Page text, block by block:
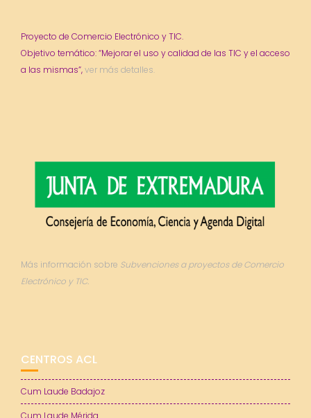
Proyecto de Comercio Electrónico y TIC.
Objetivo temático: “Mejorar el uso y calidad de las TIC y el acceso
a las mismas”,ver más detalles.
Más información sobre Subvenciones a proyectos de Comercio
Electrónico y TIC.
CENTROS ACL
Cum Laude Badajoz
Cum Laude Mérida